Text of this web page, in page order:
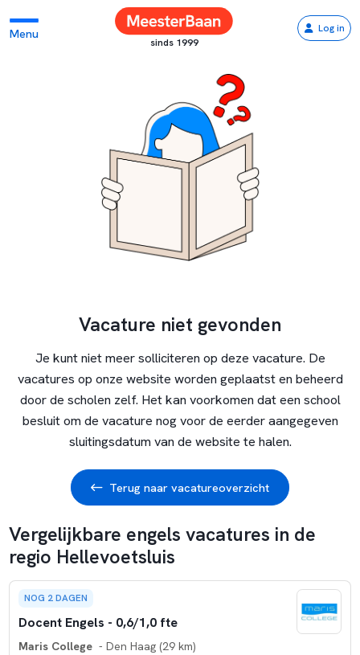
Menu
sinds 1999
Log in
Vacature niet gevonden
Je kunt niet meer solliciteren op deze vacature. De
vacatures op onze website worden geplaatst en beheerd
door de scholen zelf. Het kan voorkomen dat een school
besluit om de vacature nog voor de eerder aangegeven
sluitingsdatum van de website te halen.
Terug naar vacatureoverzicht
Vergelijkbare engels vacatures in de
regio Hellevoetsluis
NOG 2 DAGEN
Docent Engels - 0,6/1,0 fte
Maris College - Den Haag (29 km)